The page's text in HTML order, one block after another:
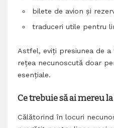
bilete de avion și
traduceri utile pentru
Astfel, eviți presiunea de
rețea necunoscută doar
esențiale.
Ce trebuie să ai mereu
Călătorind în locuri